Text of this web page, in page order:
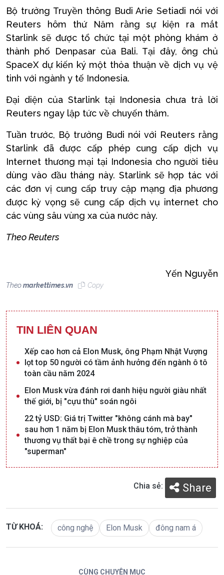
Bộ trưởng Truyền thông Budi Arie Setiadi nói với
Reuters hôm thứ Năm rằng sự kiện ra mắt
Starlink sẽ được tổ chức tại một phòng khám ở
thành phố Denpasar của Bali. Tại đây, ông chủ
SpaceX dự kiến ký một thỏa thuận về dịch vụ vệ
tinh với ngành y tế Indonesia.
Đại diện của Starlink tại Indonesia chưa trả lời
Reuters ngay lập tức về chuyến thăm.
Tuần trước, Bộ trưởng Budi nói với Reuters rằng
Starlink đã được cấp phép cung cấp dịch vụ
Internet thương mại tại Indonesia cho người tiêu
dùng vào đầu tháng này. Starlink sẽ hợp tác với
các đơn vị cung cấp truy cập mạng địa phương
được kỳ vọng sẽ cung cấp dịch vụ internet cho
các vùng sâu vùng xa của nước này.
Theo Reuters
Yến Nguyễn
Theomarkettimes.vn Copy
TIN LIÊN QUAN
Xếp cao hơn cả Elon Musk, ông Phạm Nhật Vượng
lọt top 50 người có tầm ảnh hưởng đến ngành ô tô
toàn cầu năm 2024
Elon Musk vừa đánh rơi danh hiệu người giàu nhất
thế giới, bị "cựu thù" soán ngôi
22 tỷ USD: Giá trị Twitter "không cánh mà bay"
sau hơn 1 năm bị Elon Musk thâu tóm, trở thành
thương vụ thất bại ê chề trong sự nghiệp của
"superman"
Chia sẻ: Share
TỪ KHOÁ: công nghệ Elon Musk đông nam á
CÙNG CHUYÊN MỤC